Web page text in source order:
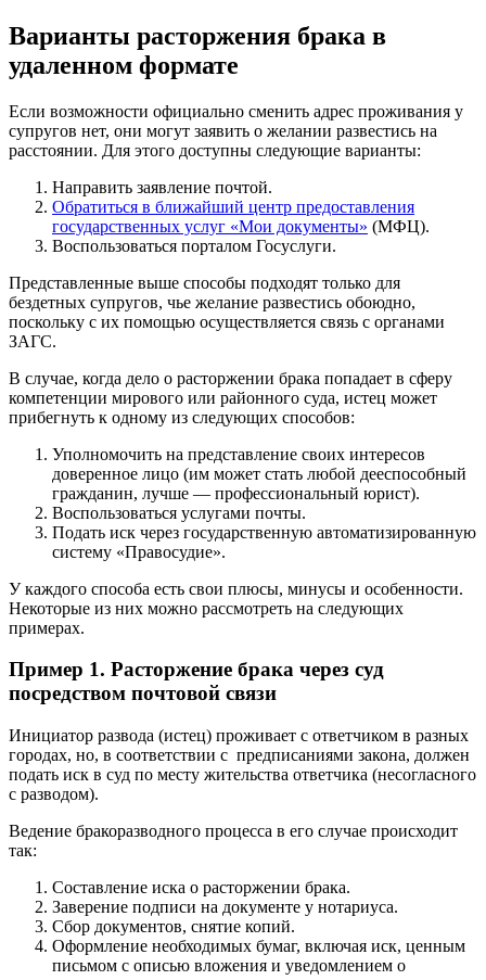
Варианты расторжения брака в
удаленном формате
Если возможности официально сменить адрес проживания у
супругов нет, они могут заявить о желании развестись на
расстоянии. Для этого доступны следующие варианты:
Направить заявление почтой.
Обратиться в ближайший центр предоставления
государственных услуг «Мои документы» (МФЦ).
Воспользоваться порталом Госуслуги.
Представленные выше способы подходят только для
бездетных супругов, чье желание развестись обоюдно,
поскольку с их помощью осуществляется связь с органами
ЗАГС.
В случае, когда дело о расторжении брака попадает в сферу
компетенции мирового или районного суда, истец может
прибегнуть к одному из следующих способов:
Уполномочить на представление своих интересов
доверенное лицо (им может стать любой дееспособный
гражданин, лучше — профессиональный юрист).
Воспользоваться услугами почты.
Подать иск через государственную автоматизированную
систему «Правосудие».
У каждого способа есть свои плюсы, минусы и особенности.
Некоторые из них можно рассмотреть на следующих
примерах.
Пример 1. Расторжение брака через суд
посредством почтовой связи
Инициатор развода (истец) проживает с ответчиком в разных
городах, но, в соответствии с предписаниями закона, должен
подать иск в суд по месту жительства ответчика (несогласного
с разводом).
Ведение бракоразводного процесса в его случае происходит
так:
Составление иска о расторжении брака.
Заверение подписи на документе у нотариуса.
Сбор документов, снятие копий.
Оформление необходимых бумаг, включая иск, ценным
письмом с описью вложения и уведомлением о